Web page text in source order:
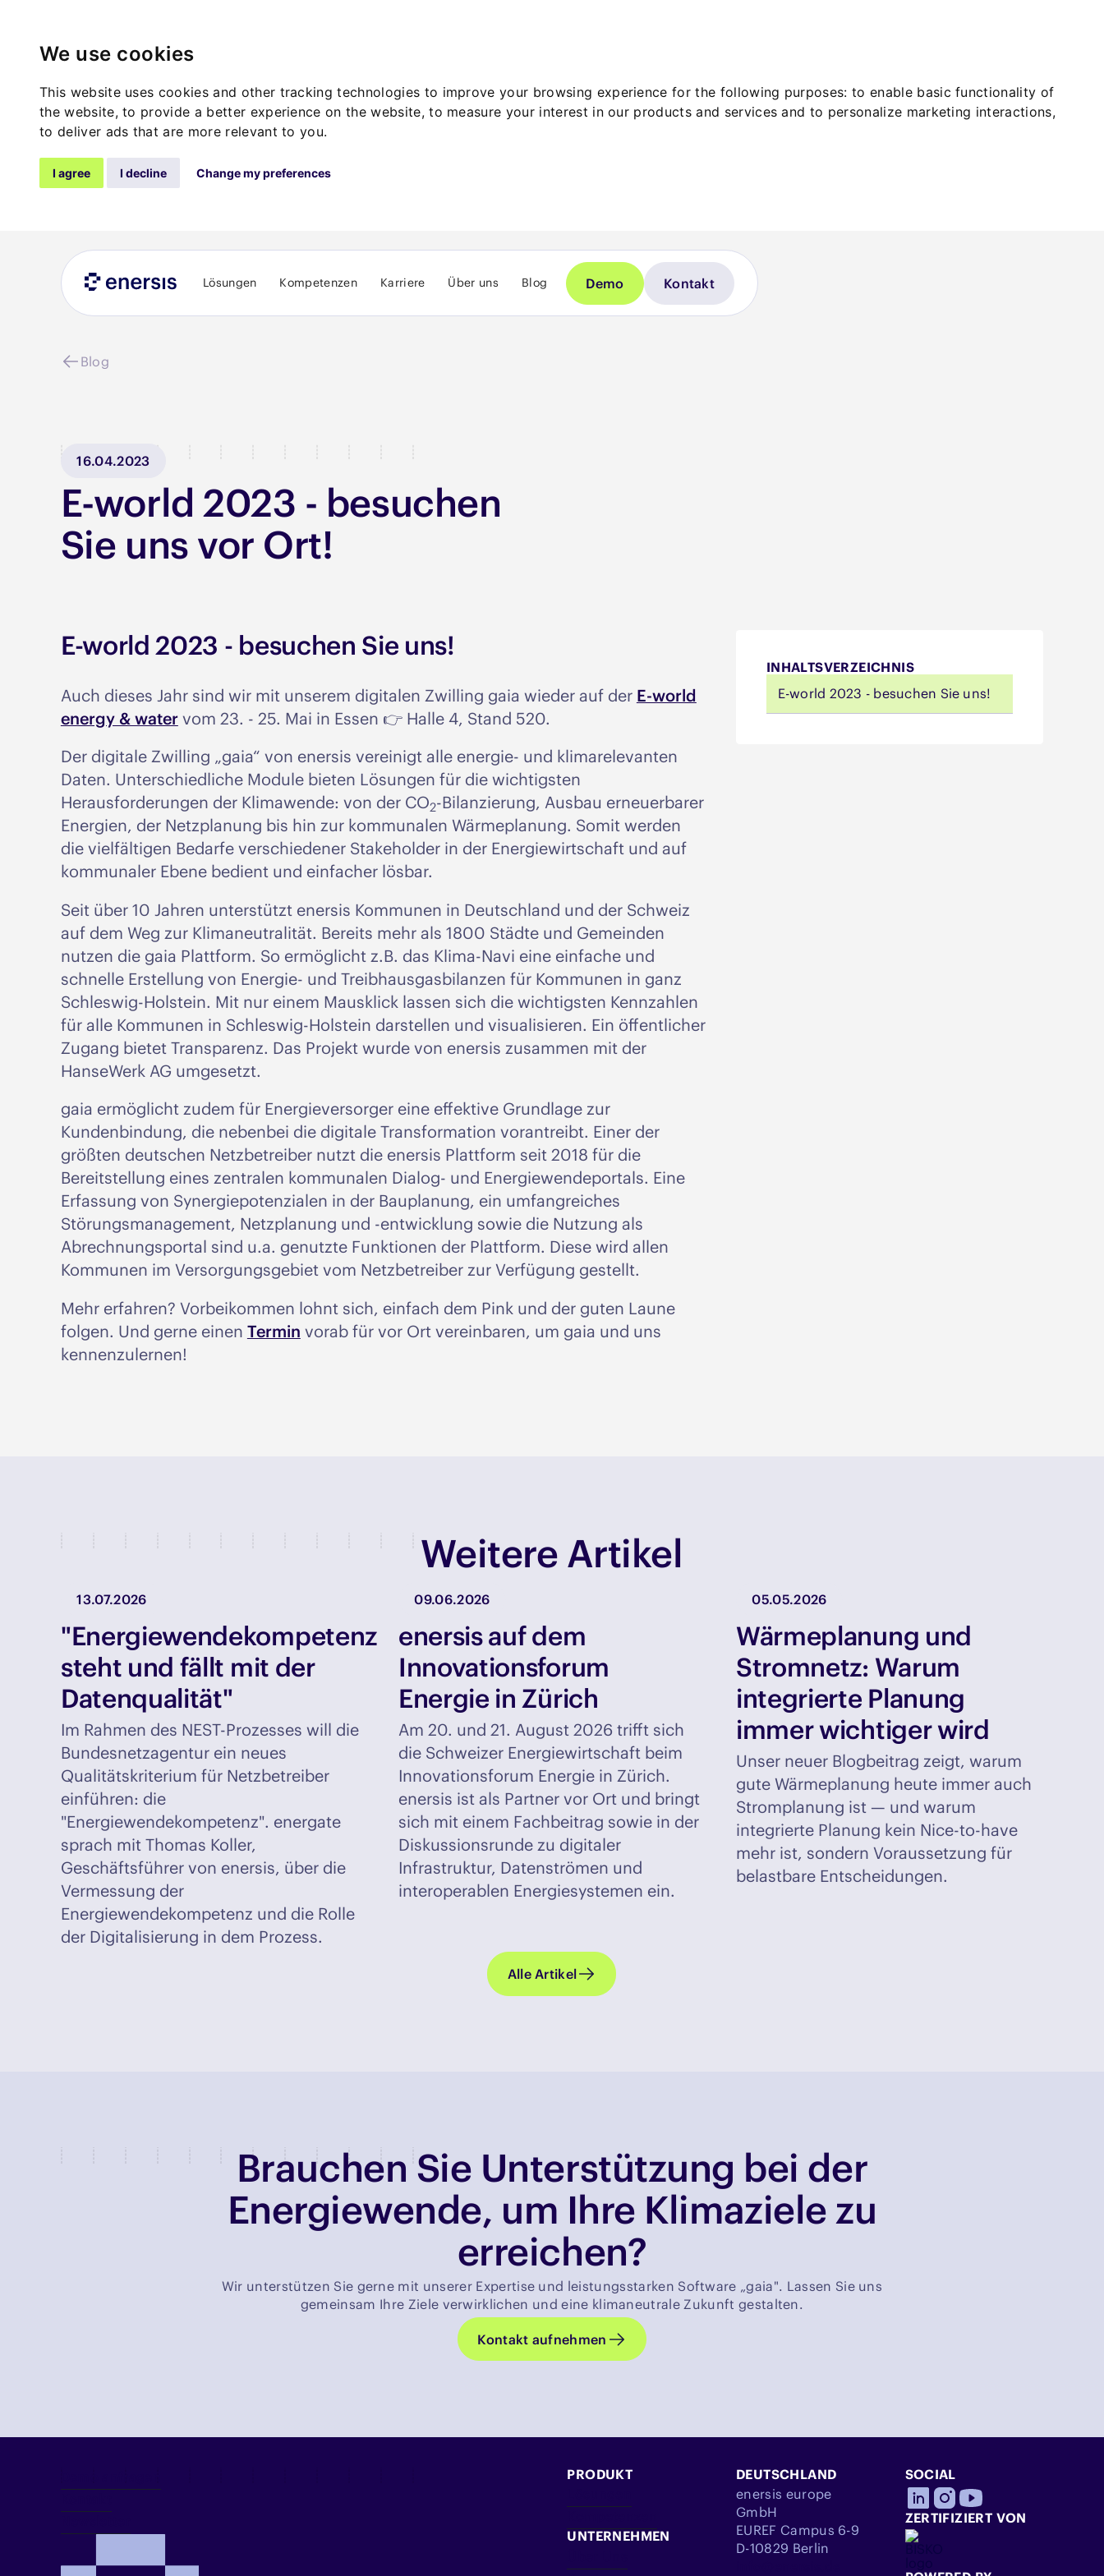
We use cookies
This website uses cookies and other tracking technologies to improve your browsing experience for the following purposes:to enable basic functionality of
the website,to provide a better experience on the website,to measure your interest in our products and services and to personalize marketing interactions,
to deliver ads that are more relevant to you.
I agree I decline Change my preferences
Lösungen Kompetenzen Karriere Über uns Blog Demo Kontakt
Blog
16.04.2023
E-world 2023 - besuchen
Sie uns vor Ort!
E-world 2023 - besuchen Sie uns!
Auch dieses Jahr sind wir mit unserem digitalen Zwilling gaia wieder auf der E-world
energy & watervom 23. - 25. Mai in Essen 👉 Halle 4, Stand 520.
Der digitale Zwilling „gaia“ von enersis vereinigt alle energie- und klimarelevanten
Daten. Unterschiedliche Module bieten Lösungen für die wichtigsten
Herausforderungen der Klimawende: von der CO2-Bilanzierung, Ausbau erneuerbarer
Energien, der Netzplanung bis hin zur kommunalen Wärmeplanung. Somit werden
die vielfältigen Bedarfe verschiedener Stakeholder in der Energiewirtschaft und auf
kommunaler Ebene bedient und einfacher lösbar.
Seit über 10 Jahren unterstützt enersis Kommunen in Deutschland und der Schweiz
auf dem Weg zur Klimaneutralität. Bereits mehr als 1800 Städte und Gemeinden
nutzen die gaia Plattform. So ermöglicht z.B. das Klima-Navi eine einfache und
schnelle Erstellung von Energie- und Treibhausgasbilanzen für Kommunen in ganz
Schleswig-Holstein. Mit nur einem Mausklick lassen sich die wichtigsten Kennzahlen
für alle Kommunen in Schleswig-Holstein darstellen und visualisieren. Ein öffentlicher
Zugang bietet Transparenz. Das Projekt wurde von enersis zusammen mit der
HanseWerk AG umgesetzt.
gaia ermöglicht zudem für Energieversorger eine effektive Grundlage zur
Kundenbindung, die nebenbei die digitale Transformation vorantreibt. Einer der
größten deutschen Netzbetreiber nutzt die enersis Plattform seit 2018 für die
Bereitstellung eines zentralen kommunalen Dialog- und Energiewendeportals. Eine
Erfassung von Synergiepotenzialen in der Bauplanung, ein umfangreiches
Störungsmanagement, Netzplanung und -entwicklung sowie die Nutzung als
Abrechnungsportal sind u.a. genutzte Funktionen der Plattform. Diese wird allen
Kommunen im Versorgungsgebiet vom Netzbetreiber zur Verfügung gestellt.
Mehr erfahren? Vorbeikommen lohnt sich, einfach dem Pink und der guten Laune
folgen. Und gerne einen Termin vorab für vor Ort vereinbaren, um gaia und uns
kennenzulernen!
INHALTSVERZEICHNIS
E-world 2023 - besuchen Sie uns!
Weitere Artikel
13.07.2026
"Energiewendekompetenz
steht und fällt mit der
Datenqualität"
Im Rahmen des NEST-Prozesses will die
Bundesnetzagentur ein neues
Qualitätskriterium für Netzbetreiber
einführen: die
"Energiewendekompetenz". energate
sprach mit Thomas Koller,
Geschäftsführer von enersis, über die
Vermessung der
Energiewendekompetenz und die Rolle
der Digitalisierung in dem Prozess.
09.06.2026
enersis auf dem
Innovationsforum
Energie in Zürich
Am 20. und 21. August 2026 trifft sich
die Schweizer Energiewirtschaft beim
Innovationsforum Energie in Zürich.
enersis ist als Partner vor Ort und bringt
sich mit einem Fachbeitrag sowie in der
Diskussionsrunde zu digitaler
Infrastruktur, Datenströmen und
interoperablen Energiesystemen ein.
05.05.2026
Wärmeplanung und
Stromnetz: Warum
integrierte Planung
immer wichtiger wird
Unser neuer Blogbeitrag zeigt, warum
gute Wärmeplanung heute immer auch
Stromplanung ist — und warum
integrierte Planung kein Nice-to-have
mehr ist, sondern Voraussetzung für
belastbare Entscheidungen.
Alle Artikel
Brauchen Sie Unterstützung bei der
Energiewende, um Ihre Klimaziele zu
erreichen?
Wir unterstützen Sie gerne mit unserer Expertise und leistungsstarken Software „gaia". Lassen Sie uns
gemeinsam Ihre Ziele verwirklichen und eine klimaneutrale Zukunft gestalten.
Kontakt aufnehmen
PRODUKT
UNTERNEHMEN
DEUTSCHLAND
enersis europe
GmbH
EUREF Campus 6-9
D-10829 Berlin
SOCIAL
ZERTIFIZIERT VON